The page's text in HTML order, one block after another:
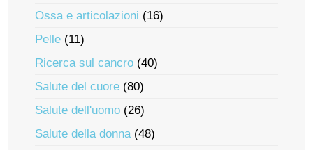
Ossa e articolazioni (16)
Pelle (11)
Ricerca sul cancro (40)
Salute del cuore (80)
Salute dell'uomo (26)
Salute della donna(48)